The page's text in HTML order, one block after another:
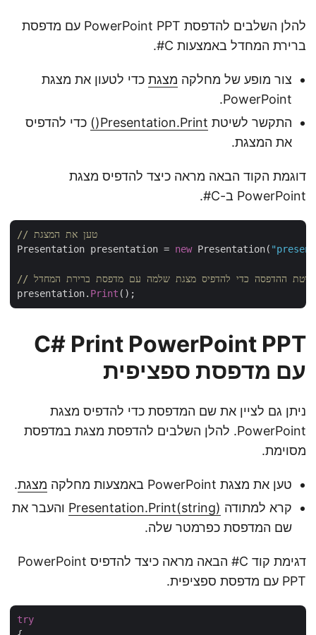
להלן השלבים להדפסת PowerPoint PPT עם מדפסת
ברירת המחדל באמצעות C#.
צור מופע של מחלקה מצגת כדי לטעון את מצגת
PowerPoint.
התקשר לשיטת Presentation.Print()
כדי להדפיס
את המצגת.
דוגמת הקוד הבאה מראה כיצד להדפיס מצגת
PowerPoint ב-C#.
// טען את המצגת
Presentation presentation = new Presentation(
לשיטת ההדפסה כדי להדפיס מצגת שלמה עם מדפסת ברירת המחדל
presentation. Print
C# Print PowerPoint PPT
עם מדפסת ספציפית
ניתן גם לציין את שם המדפסת כדי להדפיס מצגת
PowerPoint. להלן השלבים להדפסת מצגת במדפסת
מסוימת.
טען את מצגת PowerPoint באמצעות מחלקה מצגת.
קרא למתודה Presentation.Print(string) והעבר את
שם המדפסת כפרמטר שלה.
דגימת קוד C# הבאה מראה כיצד להדפיס PowerPoint
PPT עם מדפסת ספציפית.
try